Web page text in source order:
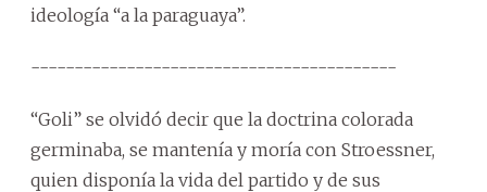
ideología “a la paraguaya”.
------------------------------------------
“Goli” se olvidó decir que la doctrina colorada
germinaba, se mantenía y moría con Stroessner,
quien disponía la vida del partido y de sus